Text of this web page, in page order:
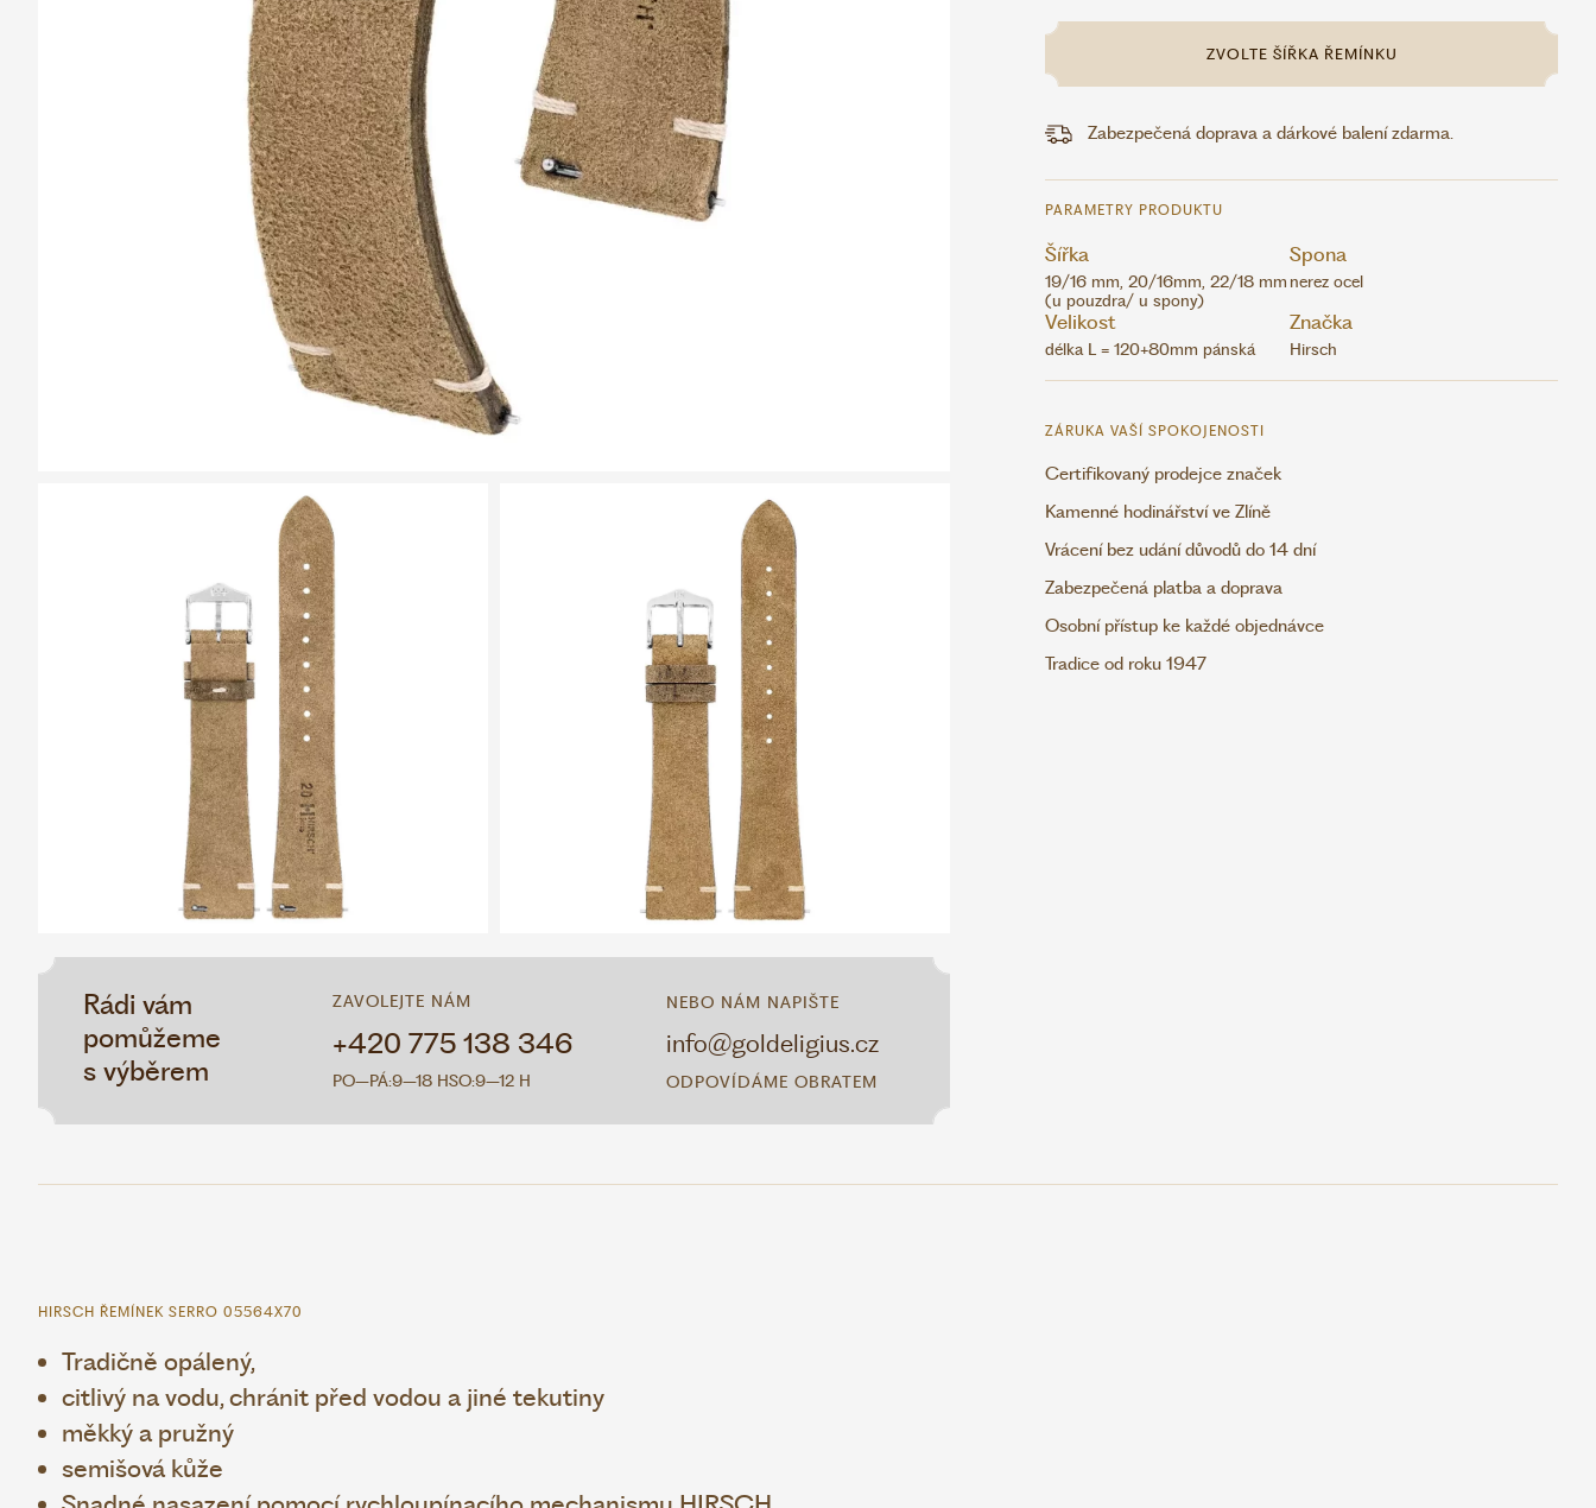
Rádi vám
pomůžeme
s výběrem
ZAVOLEJTE NÁM
+420 775 138 346
PO–PÁ:9–18 HSO:9–12 H
NEBO NÁM NAPIŠTE
info@goldeligius.cz
ODPOVÍDÁME OBRATEM
ZVOLTE ŠÍŘKA ŘEMÍNKU
Zabezpečená doprava a dárkové balení zdarma.
PARAMETRY PRODUKTU
Šířka
19/16 mm, 20/16mm, 22/18 mm
(u pouzdra/ u spony)
Spona
nerez ocel
Velikost
délka L = 120+80mm pánská
Značka
Hirsch
ZÁRUKA VAŠÍ SPOKOJENOSTI
Certifikovaný prodejce značek
Kamenné hodinářství ve Zlíně
Vrácení bez udání důvodů do 14 dní
Zabezpečená platba a doprava
Osobní přístup ke každé objednávce
Tradice od roku 1947
HIRSCH ŘEMÍNEK SERRO 05564X70
Tradičně opálený,
citlivý na vodu, chránit před vodou a jiné tekutiny
měkký a pružný
semišová kůže